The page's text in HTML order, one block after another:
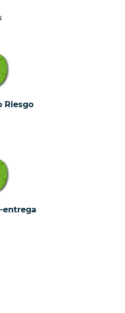
Riesgo
entrega